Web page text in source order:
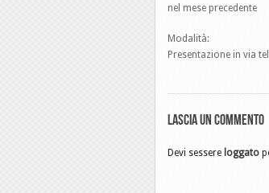
nel mese precedente
Modalità:
Presentazione in via
Lascia un commento
Devi sessere loggato